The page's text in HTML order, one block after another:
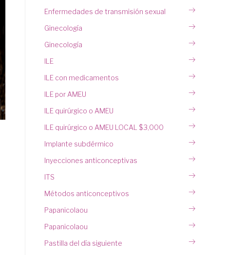
Enfermedades de transmisión sexual
Ginecología
Ginecología
ILE
ILE con medicamentos
ILE por AMEU
ILE quirúrgico o AMEU
ILE quirúrgico o AMEU LOCAL $3,000
Implante subdérmico
Inyecciones anticonceptivas
ITS
Métodos anticonceptivos
Papanicolaou
Papanicolaou
Pastilla del día siguiente